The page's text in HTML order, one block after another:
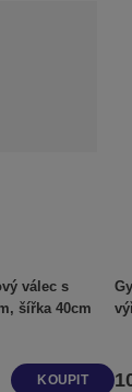
válec s
šířka 40cm
KOUPIT